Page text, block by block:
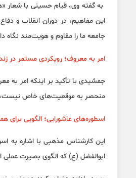
به گفته وی، قیام حسینی با شعار
این مفاهیم، در دوران انقلاب و
جامعه ما را مقاوم و هویت‌مند نگاه
امر به معروف؛ رویکردی مستمر در
جمشیدی با تأکید بر اینکه امر
منحصر به موقعیت‌های خاص نیست،
اسطوره‌های عاشورایی؛ الگویی برای
این کارشناس مذهبی با اشاره به
ابوالفضل (ع) که الگوی بصیرت